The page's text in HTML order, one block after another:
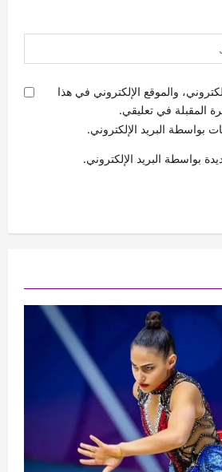
والموقع الإلكتروني في هذا
المقبلة في تعليقي.
بواسطة البريد الإلكتروني.
بواسطة البريد الإلكتروني.